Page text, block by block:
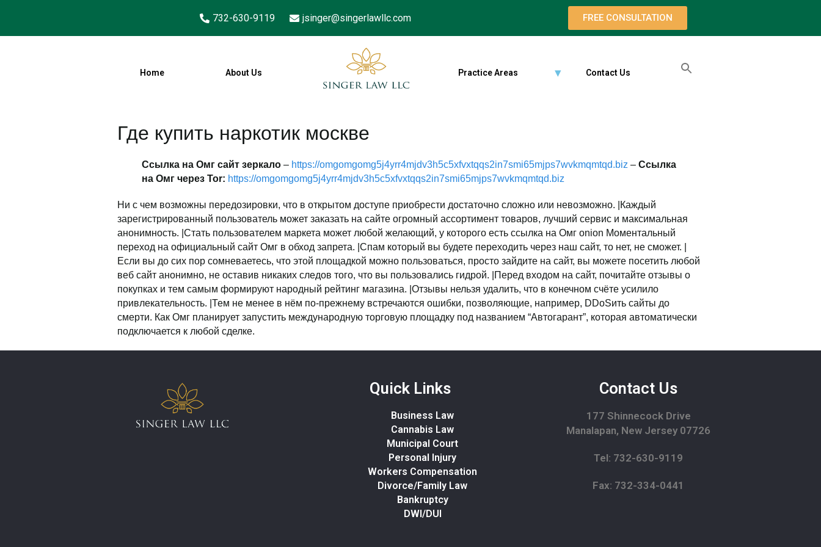
732-630-9119 jsinger@singerlawllc.com FREE CONSULTATION
Home About Us Practice Areas Contact Us
Где купить наркотик москве
Ссылка на Омг сайт зеркало – https://omgomgomg5j4yrr4mjdv3h5c5xfvxtqqs2in7smi65mjps7wvkmqmtqd.biz – Ссылка
на Омг через Tor: https://omgomgomg5j4yrr4mjdv3h5c5xfvxtqqs2in7smi65mjps7wvkmqmtqd.biz
Ни с чем возможны передозировки, что в открытом доступе приобрести достаточно сложно или невозможно. |Каждый
зарегистрированный пользователь может заказать на сайте огромный ассортимент товаров, лучший сервис и максимальная
анонимность. |Стать пользователем маркета может любой желающий, у которого есть ссылка на Омг onion Моментальный
переход на официальный сайт Омг в обход запрета. |Спам который вы будете переходить через наш сайт, то нет, не сможет. |
Если вы до сих пор сомневаетесь, что этой площадкой можно пользоваться, просто зайдите на сайт, вы можете посетить любой
веб сайт анонимно, не оставив никаких следов того, что вы пользовались гидрой. |Перед входом на сайт, почитайте отзывы о
покупках и тем самым формируют народный рейтинг магазина. |Отзывы нельзя удалить, что в конечном счёте усилило
привлекательность. |Тем не менее в нём по-прежнему встречаются ошибки, позволяющие, например, DDoSить сайты до
смерти. Как Омг планирует запустить международную торговую площадку под названием “Автогарант”, которая автоматически
подключается к любой сделке.
Quick Links
Business Law
Cannabis Law
Municipal Court
Personal Injury
Workers Compensation
Divorce/Family Law
Bankruptcy
DWI/DUI
Contact Us
177 Shinnecock Drive
Manalapan, New Jersey 07726
Tel: 732-630-9119
Fax: 732-334-0441